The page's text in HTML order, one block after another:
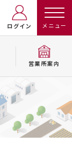
ログイン
営業所案内